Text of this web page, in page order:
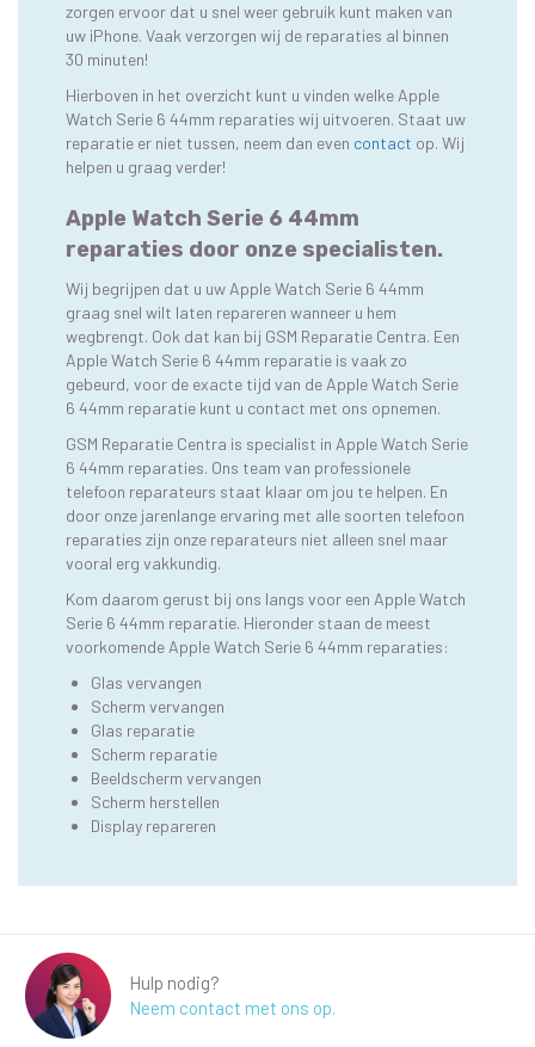
zorgen ervoor dat u snel weer gebruik kunt maken van
uw iPhone. Vaak verzorgen wij de reparaties al binnen
30 minuten!
Hierboven in het overzicht kunt u vinden welke Apple
Watch Serie 6 44mm reparaties wij uitvoeren. Staat uw
reparatie er niet tussen, neem dan even contact op. Wij
helpen u graag verder!
Apple Watch Serie 6 44mm
reparaties door onze specialisten.
Wij begrijpen dat u uw Apple Watch Serie 6 44mm
graag snel wilt laten repareren wanneer u hem
wegbrengt. Ook dat kan bij GSM Reparatie Centra. Een
Apple Watch Serie 6 44mm reparatie is vaak zo
gebeurd, voor de exacte tijd van de Apple Watch Serie
6 44mm reparatie kunt u contact met ons opnemen.
GSM Reparatie Centra is specialist in Apple Watch Serie
6 44mm reparaties. Ons team van professionele
telefoon reparateurs staat klaar om jou te helpen. En
door onze jarenlange ervaring met alle soorten telefoon
reparaties zijn onze reparateurs niet alleen snel maar
vooral erg vakkundig.
Kom daarom gerust bij ons langs voor een Apple Watch
Serie 6 44mm reparatie. Hieronder staan de meest
voorkomende Apple Watch Serie 6 44mm reparaties:
Glas vervangen
Scherm vervangen
Glas reparatie
Scherm reparatie
Beeldscherm vervangen
Scherm herstellen
Display repareren
Hulp nodig?
Neem contact met ons op.